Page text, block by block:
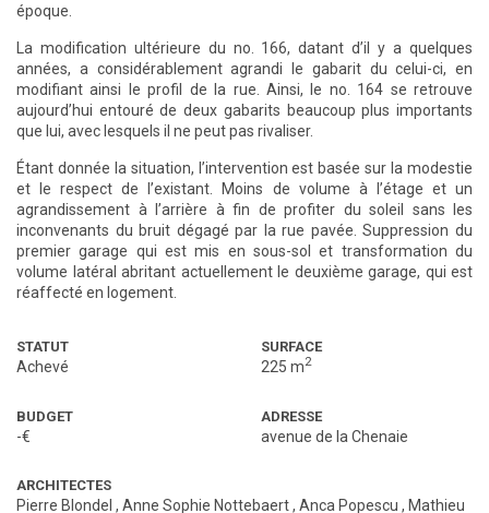
époque.
La modification ultérieure du no. 166, datant d’il y a quelques
années, a considérablement agrandi le gabarit du celui-ci, en
modifiant ainsi le profil de la rue. Ainsi, le no. 164 se retrouve
aujourd’hui entouré de deux gabarits beaucoup plus importants
que lui, avec lesquels il ne peut pas rivaliser.
Étant donnée la situation, l’intervention est basée sur la modestie
et le respect de l’existant. Moins de volume à l’étage et un
agrandissement à l’arrière à fin de profiter du soleil sans les
inconvenants du bruit dégagé par la rue pavée. Suppression du
premier garage qui est mis en sous-sol et transformation du
volume latéral abritant actuellement le deuxième garage, qui est
réaffecté en logement.
STATUT
Achevé
SURFACE
225 m2
BUDGET
-€
ADRESSE
avenue de la Chenaie
ARCHITECTES
Pierre Blondel , Anne Sophie Nottebaert, Anca Popescu , Mathieu